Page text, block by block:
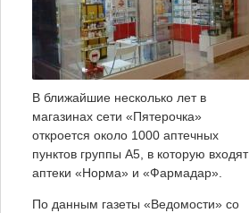
В ближайшие несколько лет в
магазинах сети «Пятерочка»
откроется около 1000 аптечных
пунктов группы А5, в которую входят
аптеки «Норма» и «Фармадар».
По данным газеты «Ведомости» со